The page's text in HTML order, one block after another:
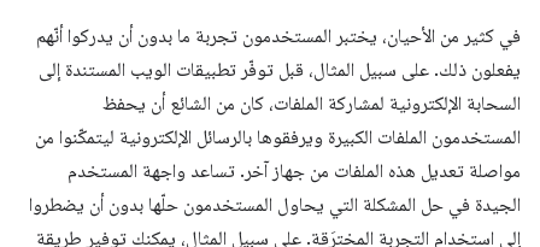
في كثير من الأحيان، يختبر المستخدمون تجربة ما بدون أن يدركوا أنّهم
يفعلون ذلك. على سبيل المثال، قبل توفّر تطبيقات الويب المستندة إلى
السحابة الإلكترونية لمشاركة الملفات، كان من الشائع أن يحفظ
المستخدمون الملفات الكبيرة ويرفقوها بالرسائل الإلكترونية ليتمكّنوا من
مواصلة تعديل هذه الملفات من جهاز آخر. تساعد واجهة المستخدم
الجيدة في حل المشكلة التي يحاول المستخدمون حلّها بدون أن يضطروا
إلى استخدام التجربة المخترَقة. على سبيل المثال، يمكنك توفير طريقة